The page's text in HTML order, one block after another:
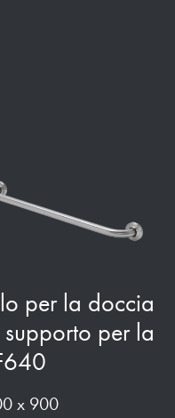
per la doccia
per la
x 900